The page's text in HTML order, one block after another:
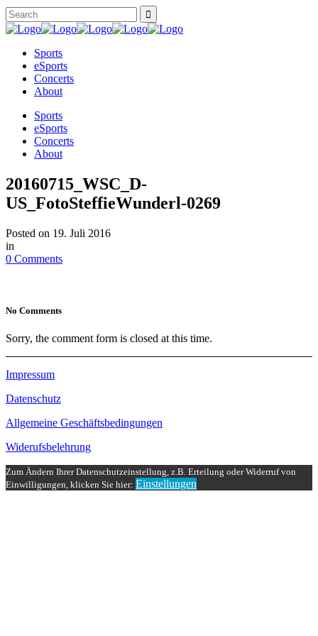
Sports
eSports
Concerts
About
Sports
eSports
Concerts
About
20160715_WSC_D-
US_FotoSteffieWunderl-0269
Posted on 19. Juli 2016
in
0 Comments
No Comments
Sorry, the comment form is closed at this time.
Impressum
Datenschutz
Allgemeine Geschäftsbedingungen
Widerufsbelehrung
Zum Ändern Ihrer Datenschutzeinstellung, z.B. Erteilung oder Widerruf von
Einwilligungen, klicken Sie hier: Einstellungen